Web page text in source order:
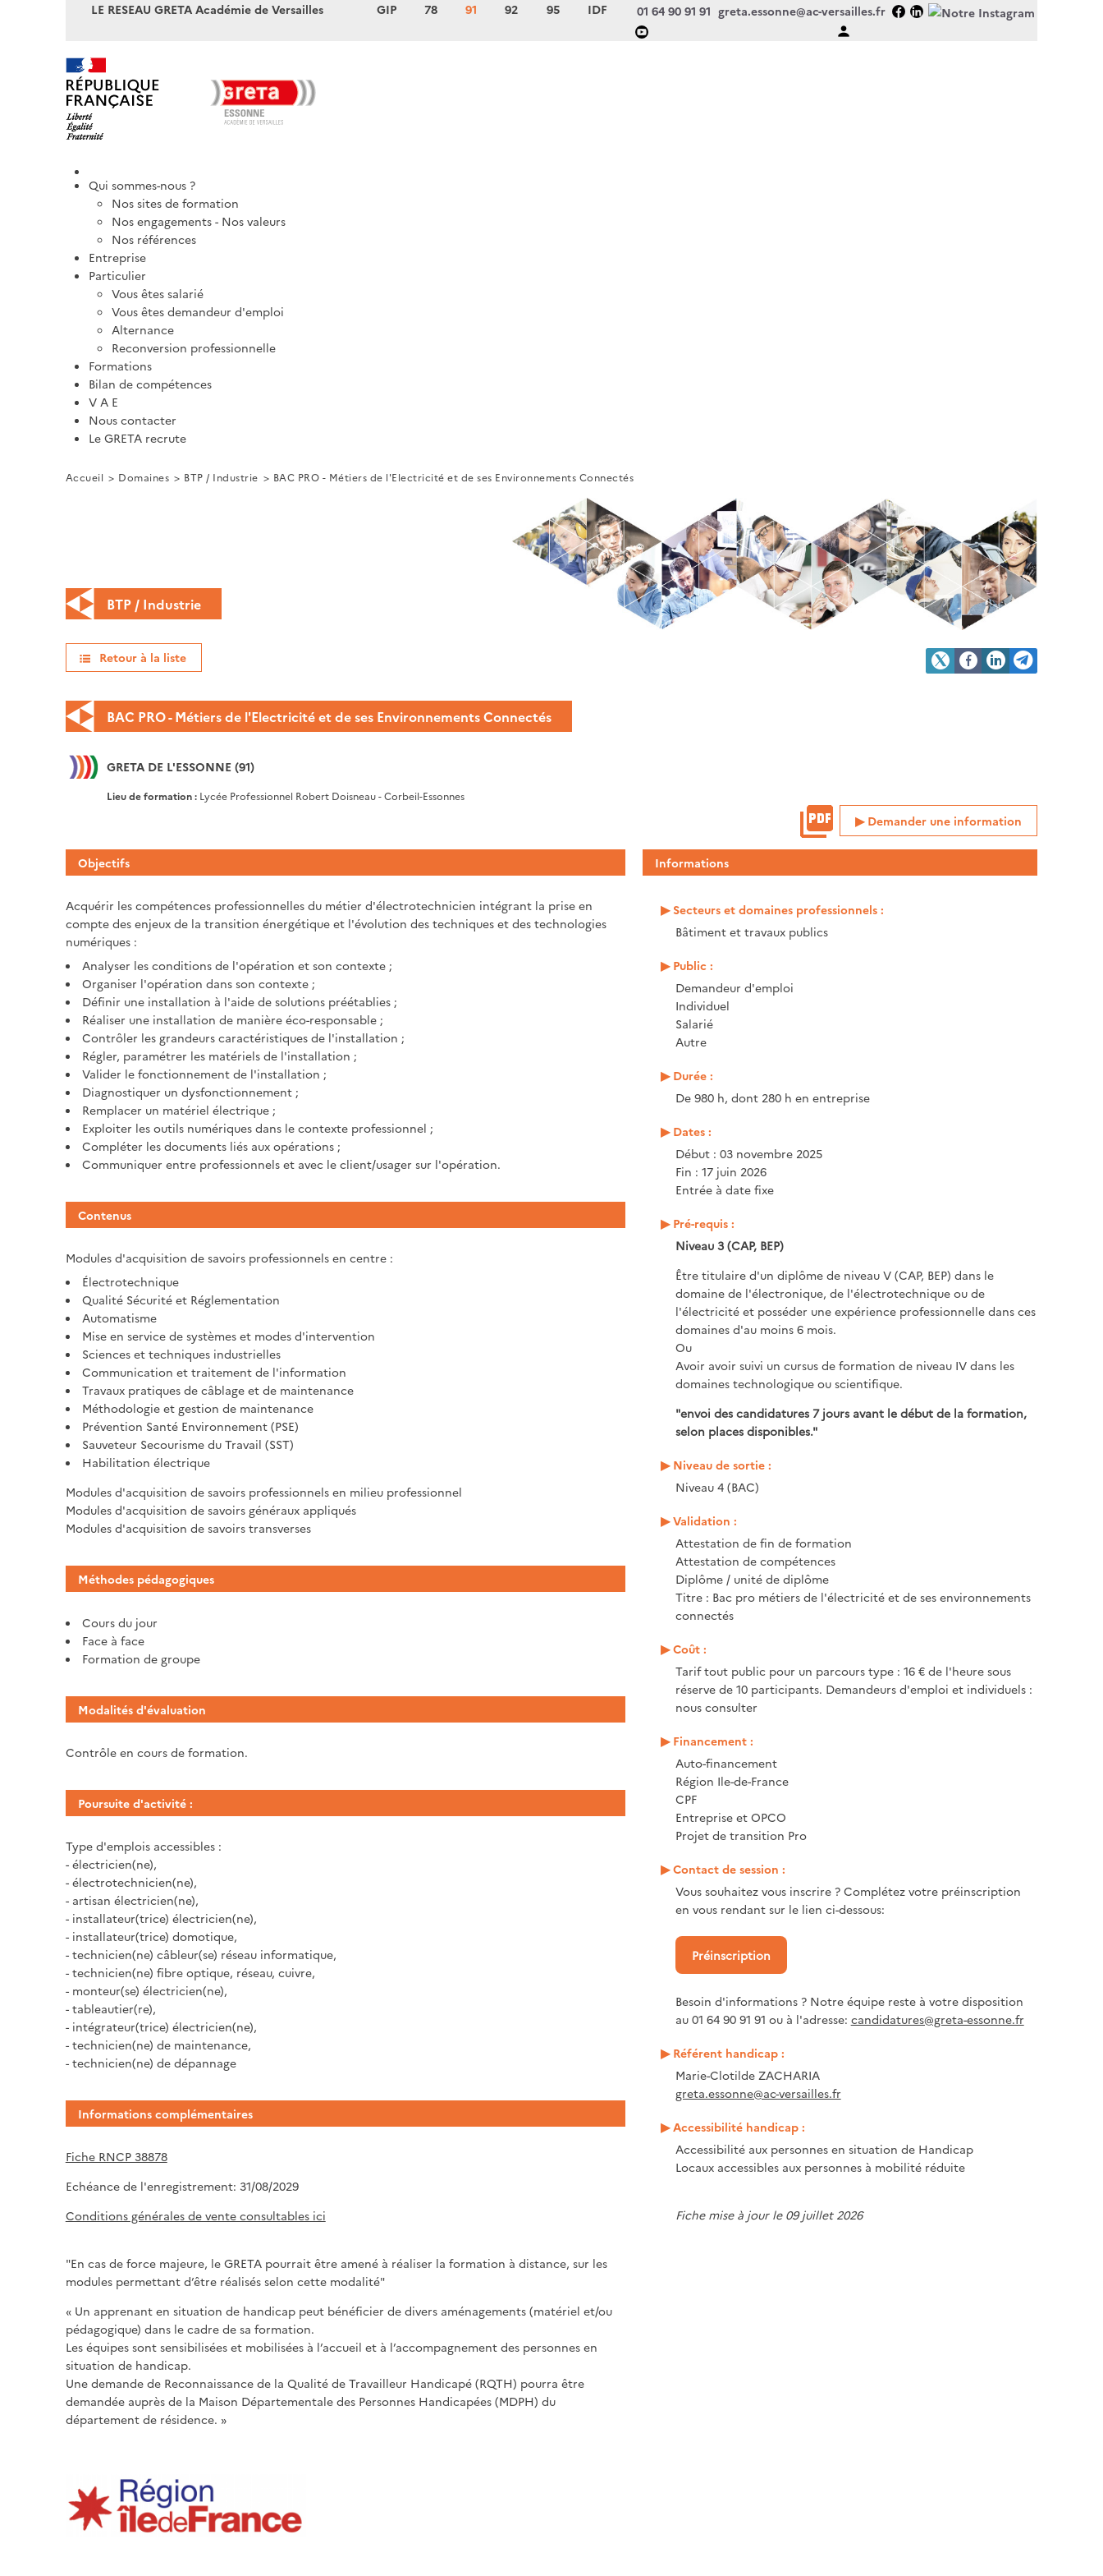
LE RESEAU GRETA Académie de Versailles GIP 78 91 92 95 IDF 01 64 90 91 91 greta.essonne@ac-versailles.fr
Qui sommes-nous ?
Nos sites de formation
Nos engagements - Nos valeurs
Nos références
Entreprise
Particulier
Vous êtes salarié
Vous êtes demandeur d'emploi
Alternance
Reconversion professionnelle
Formations
Bilan de compétences
V A E
Nous contacter
Le GRETA recrute
Accueil Domaines BTP / Industrie BAC PRO - Métiers de l'Electricité et de ses Environnements Connectés
BTP / Industrie
Retour à la liste
BAC PRO - Métiers de l'Electricité et de ses Environnements Connectés
GRETA DE L'ESSONNE (91)
Lieu de formation : Lycée Professionnel Robert Doisneau - Corbeil-Essonnes
Demander une information
Objectifs
Acquérir les compétences professionnelles du métier d'électrotechnicien intégrant la prise en
compte des enjeux de la transition énergétique et l'évolution des techniques et des technologies
numériques :
Analyser les conditions de l'opération et son contexte ;
Organiser l'opération dans son contexte ;
Définir une installation à l'aide de solutions préétablies ;
Réaliser une installation de manière éco-responsable ;
Contrôler les grandeurs caractéristiques de l'installation ;
Régler, paramétrer les matériels de l'installation ;
Valider le fonctionnement de l'installation ;
Diagnostiquer un dysfonctionnement ;
Remplacer un matériel électrique ;
Exploiter les outils numériques dans le contexte professionnel ;
Compléter les documents liés aux opérations ;
Communiquer entre professionnels et avec le client/usager sur l'opération.
Contenus
Modules d'acquisition de savoirs professionnels en centre :
Électrotechnique
Qualité Sécurité et Réglementation
Automatisme
Mise en service de systèmes et modes d'intervention
Sciences et techniques industrielles
Communication et traitement de l'information
Travaux pratiques de câblage et de maintenance
Méthodologie et gestion de maintenance
Prévention Santé Environnement (PSE)
Sauveteur Secourisme du Travail (SST)
Habilitation électrique
Modules d'acquisition de savoirs professionnels en milieu professionnel
Modules d'acquisition de savoirs généraux appliqués
Modules d'acquisition de savoirs transverses
Méthodes pédagogiques
Cours du jour
Face à face
Formation de groupe
Modalités d'évaluation
Contrôle en cours de formation.
Poursuite d'activité :
Type d'emplois accessibles :
- électricien(ne),
- électrotechnicien(ne),
- artisan électricien(ne),
- installateur(trice) électricien(ne),
- installateur(trice) domotique,
- technicien(ne) câbleur(se) réseau informatique,
- technicien(ne) fibre optique, réseau, cuivre,
- monteur(se) électricien(ne),
- tableautier(re),
- intégrateur(trice) électricien(ne),
- technicien(ne) de maintenance,
- technicien(ne) de dépannage
Informations complémentaires
Fiche RNCP 38878
Echéance de l'enregistrement: 31/08/2029
Conditions générales de vente consultables ici
"En cas de force majeure, le GRETA pourrait être amené à réaliser la formation à distance, sur les
modules permettant d’être réalisés selon cette modalité"
« Un apprenant en situation de handicap peut bénéficier de divers aménagements (matériel et/ou
pédagogique) dans le cadre de sa formation.
Les équipes sont sensibilisées et mobilisées à l’accueil et à l’accompagnement des personnes en
situation de handicap.
Une demande de Reconnaissance de la Qualité de Travailleur Handicapé (RQTH) pourra être
demandée auprès de la Maison Départementale des Personnes Handicapées (MDPH) du
département de résidence. »
Informations
Secteurs et domaines professionnels :
Bâtiment et travaux publics
Public :
Demandeur d'emploi
Individuel
Salarié
Autre
Durée :
De 980 h, dont 280 h en entreprise
Dates :
Début : 03 novembre 2025
Fin : 17 juin 2026
Entrée à date fixe
Pré-requis :
Niveau 3 (CAP, BEP)
Être titulaire d'un diplôme de niveau V (CAP, BEP) dans le
domaine de l'électronique, de l'électrotechnique ou de
l'électricité et posséder une expérience professionnelle dans ces
domaines d'au moins 6 mois.
Ou
Avoir avoir suivi un cursus de formation de niveau IV dans les
domaines technologique ou scientifique.
"envoi des candidatures 7 jours avant le début de la formation,
selon places disponibles."
Niveau de sortie :
Niveau 4 (BAC)
Validation :
Attestation de fin de formation
Attestation de compétences
Diplôme / unité de diplôme
Titre : Bac pro métiers de l'électricité et de ses environnements
connectés
Coût :
Tarif tout public pour un parcours type : 16 € de l'heure sous
réserve de 10 participants. Demandeurs d'emploi et individuels :
nous consulter
Financement :
Auto-financement
Région Ile-de-France
CPF
Entreprise et OPCO
Projet de transition Pro
Contact de session :
Vous souhaitez vous inscrire ? Complétez votre préinscription
en vous rendant sur le lien ci-dessous:
Préinscription
Besoin d'informations ? Notre équipe reste à votre disposition
au 01 64 90 91 91 ou à l'adresse: candidatures@greta-essonne.fr
Référent handicap :
Marie-Clotilde ZACHARIA
greta.essonne@ac-versailles.fr
Accessibilité handicap :
Accessibilité aux personnes en situation de Handicap
Locaux accessibles aux personnes à mobilité réduite
Fiche mise à jour le 09 juillet 2026